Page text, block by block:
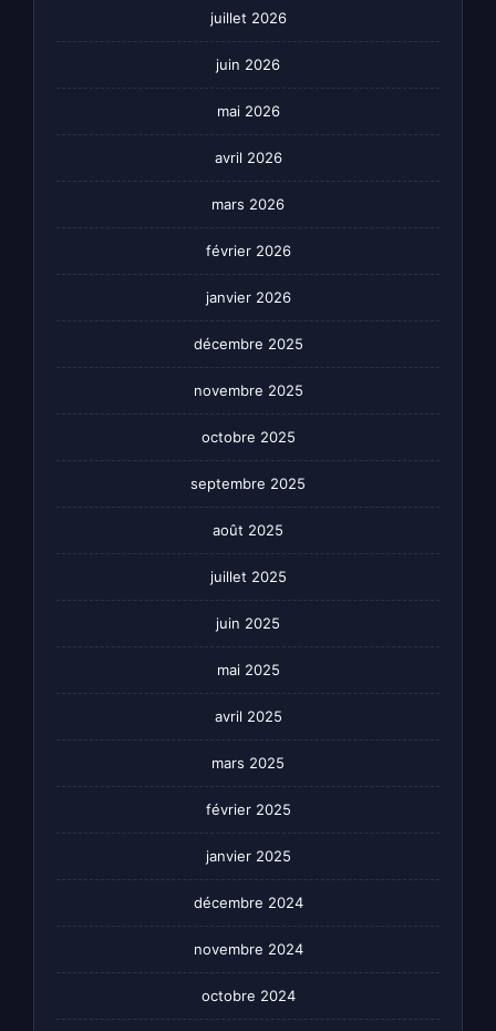
juillet 2026
juin 2026
mai 2026
avril 2026
mars 2026
février 2026
janvier 2026
décembre 2025
novembre 2025
octobre 2025
septembre 2025
août 2025
juillet 2025
juin 2025
mai 2025
avril 2025
mars 2025
février 2025
janvier 2025
décembre 2024
novembre 2024
octobre 2024